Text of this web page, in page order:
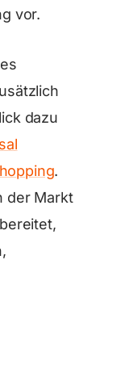
vor.
dazu
.
der Markt